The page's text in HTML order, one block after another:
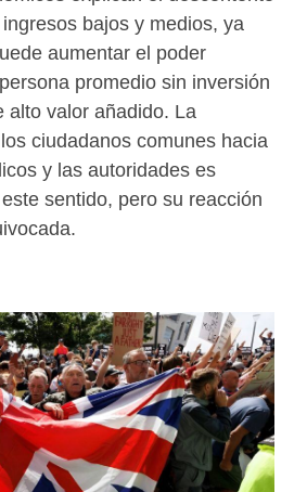
bajos y medios, ya
aumentar el poder
promedio sin inversión
alto valor añadido. La
ciudadanos comunes hacia
y las autoridades es
sentido, pero su reacción